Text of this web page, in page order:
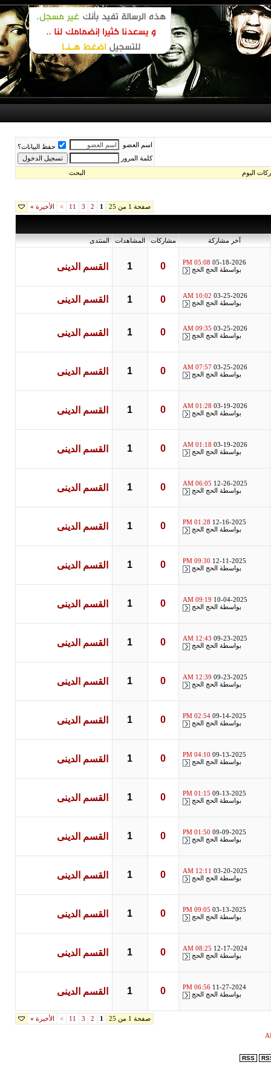
اسم العضو
حفظ البيانات؟
كلمة المرور
البحث
صفحة 1 من 25 1
11
> الأخيرة»
آخر مشاركة مشاركات المشاهدات المنتدى
05-18-2026
05:08 PM
بواسطةالحج الحج القسم الدينى
03-25-2026
10:02 AM
بواسطةالحج الحج القسم الدينى
03-25-2026
09:35 AM
بواسطةالحج الحج القسم الدينى
03-25-2026
07:57 AM
بواسطةالحج الحج القسم الدينى
03-19-2026
01:28 AM
بواسطةالحج الحج القسم الدينى
03-19-2026
01:18 AM
بواسطةالحج الحج القسم الدينى
12-26-2025
06:05 AM
بواسطةالحج الحج القسم الدينى
12-16-2025
01:28 PM
بواسطةالحج الحج القسم الدينى
12-11-2025
09:30 PM
بواسطةالحج الحج القسم الدينى
10-04-2025
09:19 AM
بواسطةالحج الحج القسم الدينى
09-23-2025
12:43 AM
بواسطةالحج الحج القسم الدينى
09-23-2025
12:39 AM
بواسطةالحج الحج القسم الدينى
09-14-2025
02:54 PM
بواسطةالحج الحج القسم الدينى
09-13-2025
04:10 PM
بواسطةالحج الحج القسم الدينى
09-13-2025
01:15 PM
بواسطةالحج الحج القسم الدينى
09-09-2025
01:50 PM
بواسطةالحج الحج القسم الدينى
03-20-2025
12:11 AM
بواسطةالحج الحج القسم الدينى
03-13-2025
09:05 PM
بواسطةالحج الحج القسم الدينى
12-17-2024
08:25 AM
بواسطةالحج الحج القسم الدينى
11-27-2024
06:56 PM
بواسطةالحج الحج القسم الدينى
صفحة 1 من 25 1
11
> الأخيرة»
RSS